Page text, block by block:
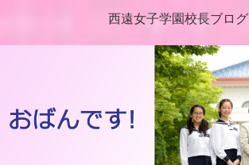
西遠女子学園校長ブログ